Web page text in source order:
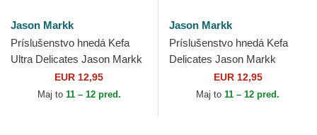
Jason Markk
Príslušenstvo hnedá Kefa
Ultra Delicates Jason Markk
EUR 12,95
Maj to 11 – 12 pred.
Jason Markk
Príslušenstvo hnedá Kefa
Delicates Jason Markk
EUR 12,95
Maj to 11 – 12 pred.